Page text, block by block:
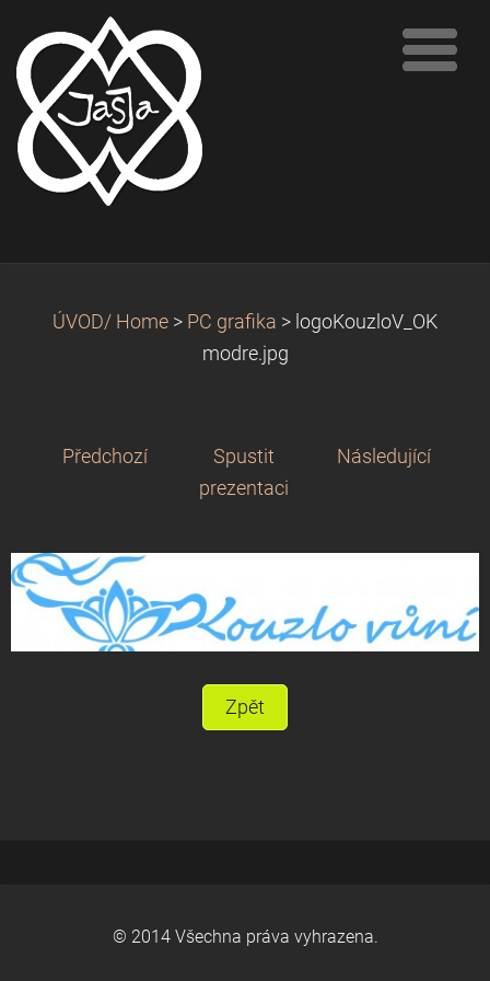
ÚVOD/ Home > PC grafika > logoKouzloV_OK
modre.jpg
Předchozí
Spustit
prezentaci
Následující
Zpět
© 2014 Všechna práva vyhrazena.